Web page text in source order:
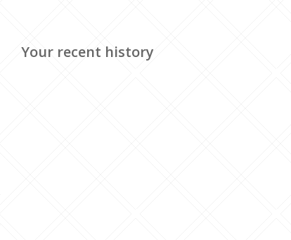
Your recent history